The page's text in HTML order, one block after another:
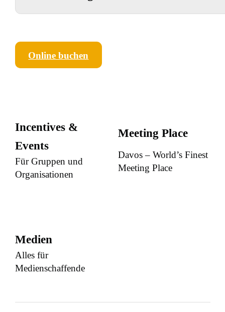
Online buchen
Incentives &
Events
Für Gruppen und
Organisationen
Meeting Place
Davos – World’s Finest
Meeting Place
Medien
Alles für
Medienschaffende